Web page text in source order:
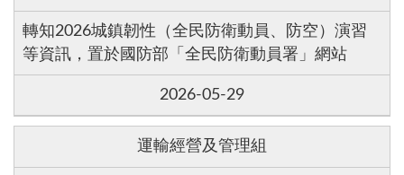
轉知2026城鎮韌性（全民防衛動員、防空）演習
等資訊，置於國防部「全民防衛動員署」網站
2026-05-29
運輸經營及管理組